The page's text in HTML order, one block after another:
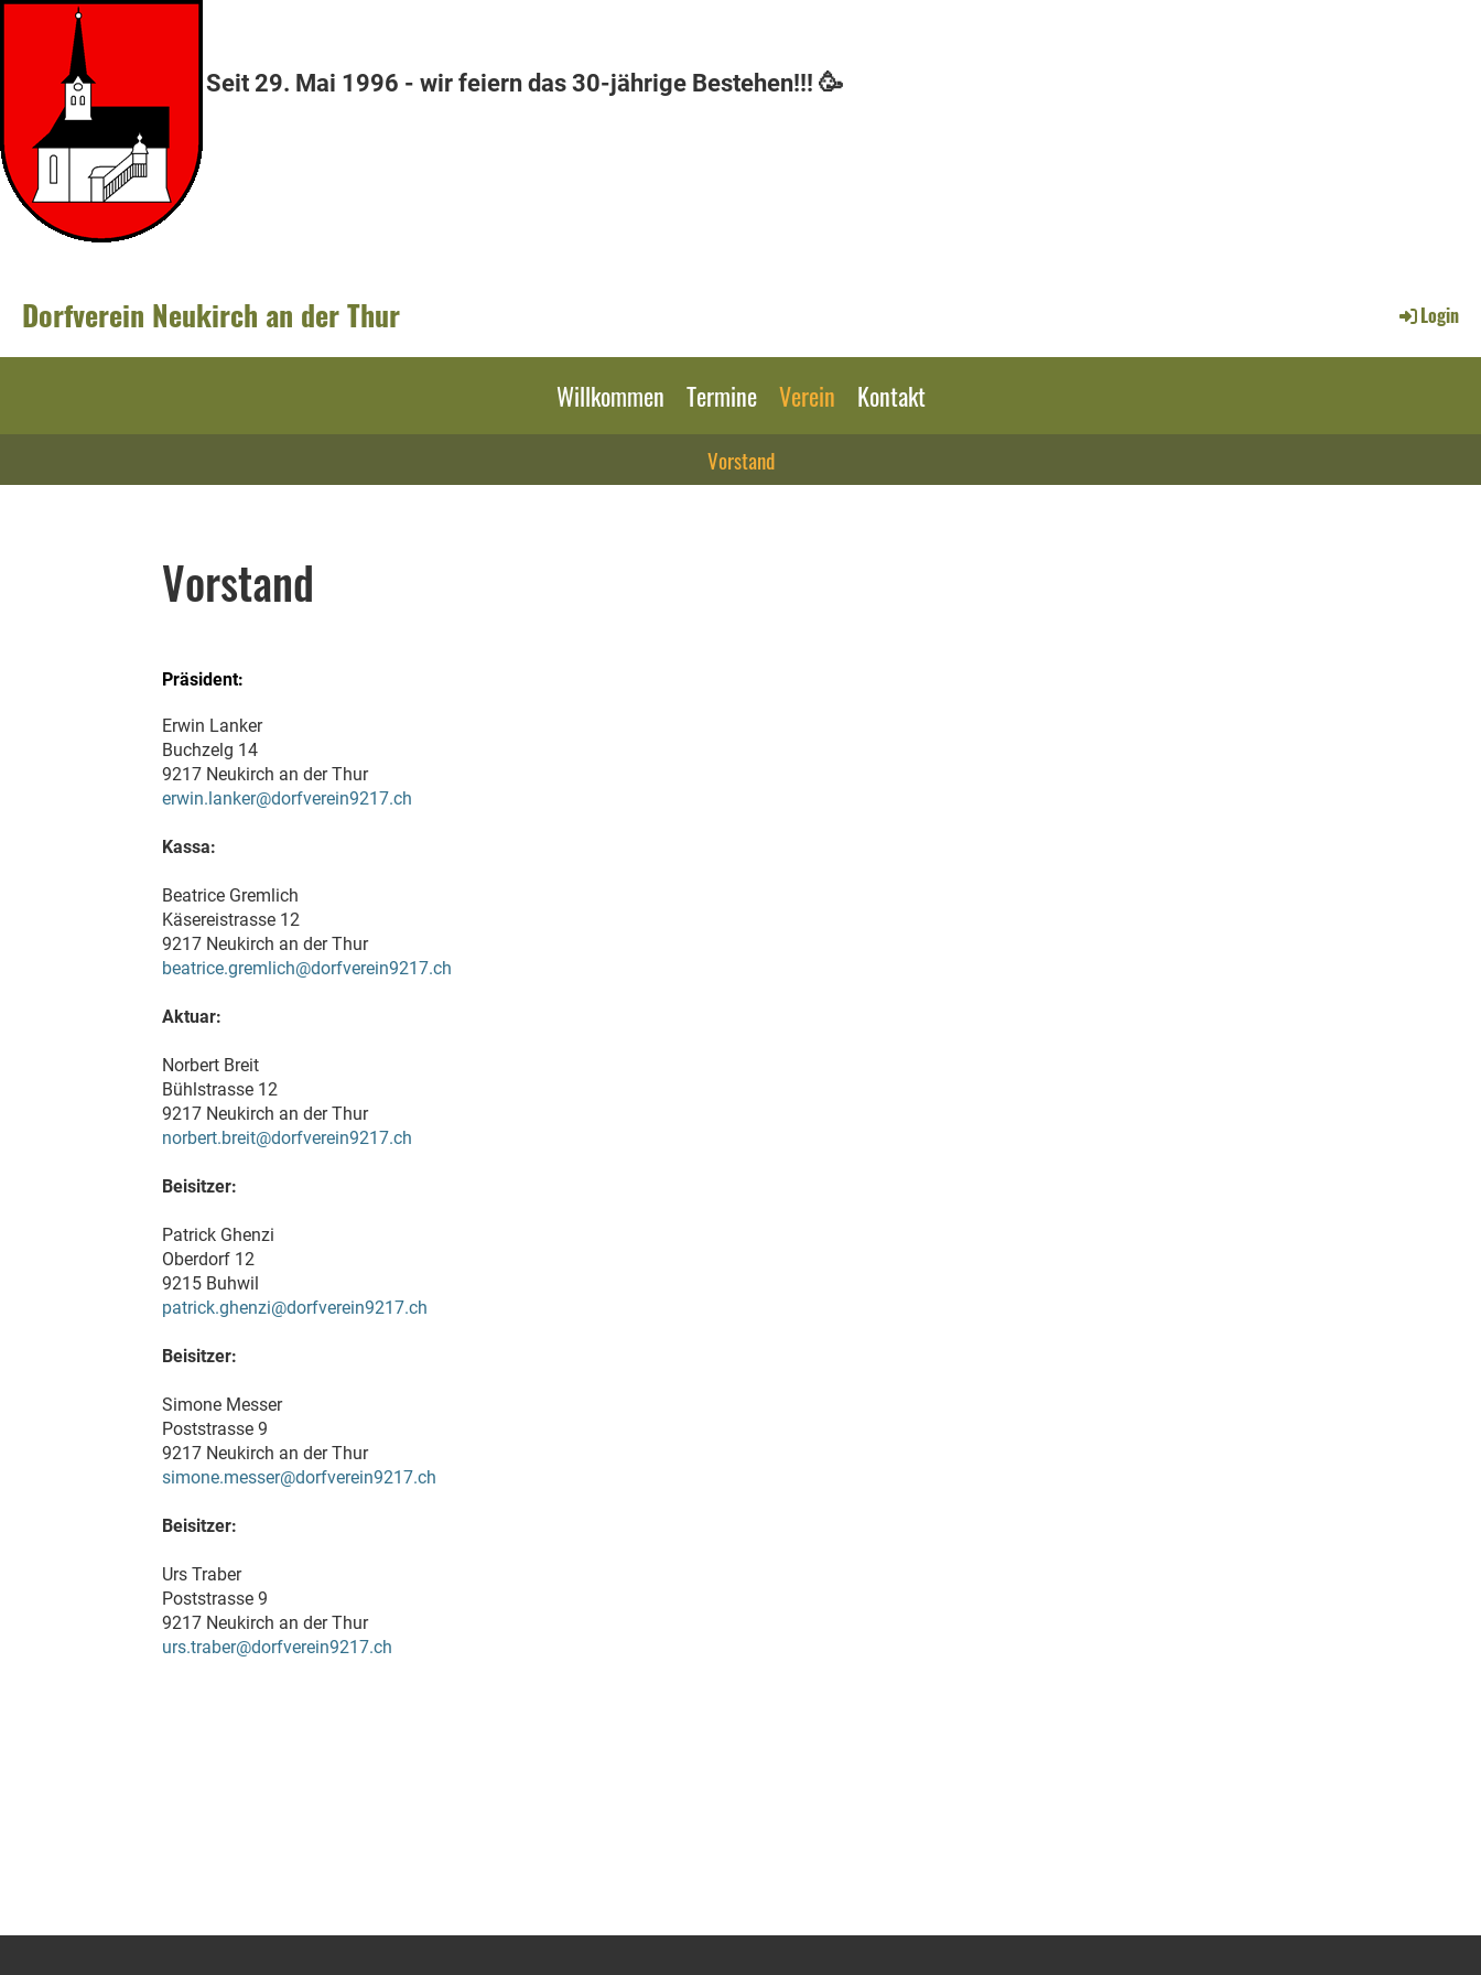
Seit 29. Mai 1996 - wir feiern das 30-jährige Bestehen!!! 🥳
Dorfverein Neukirch an der Thur Login
Willkommen Termine Verein Kontakt
Vorstand
Vorstand
Präsident:
Erwin Lanker
Buchzelg 14
9217 Neukirch an der Thur
erwin.lanker@dorfverein9217.ch
Kassa:
Beatrice Gremlich
Käsereistrasse 12
9217 Neukirch an der Thur
beatrice.gremlich@dorfverein9217.ch
Aktuar:
Norbert Breit
Bühlstrasse 12
9217 Neukirch an der Thur
norbert.breit@dorfverein9217.ch
Beisitzer:
Patrick Ghenzi
Oberdorf 12
9215 Buhwil
patrick.ghenzi@dorfverein9217.ch
Beisitzer:
Simone Messer
Poststrasse 9
9217 Neukirch an der Thur
simone.messer@dorfverein9217.ch
Beisitzer:
Urs Traber
Poststrasse 9
9217 Neukirch an der Thur
urs.traber@dorfverein9217.ch